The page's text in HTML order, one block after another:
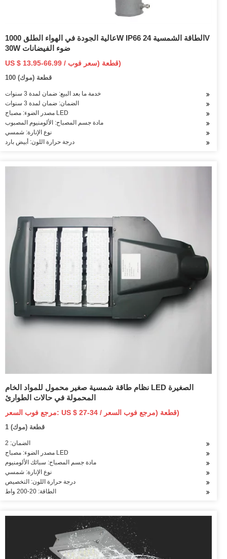
عالية الجودة في الهواء الطلق 1000W IP66 الطاقة الشمسية 24V
30W ضوء الفيضانات
US $ 13.95-66.99 / قطعة (سعر فوب)
100 قطعة (موك)
خدمة ما بعد البيع: ضمان لمدة 3 سنوات
الضمان: ضمان لمدة 3 سنوات
مصدر الضوء: مصباح LED
مادة جسم المصباح: الألومنيوم المصبوب
نوع الإنارة: شمسي
درجة حرارة اللون: أبيض بارد
نظام طاقة شمسية صغير محمول للمواد الخام LED الصغيرة
المحمولة في حالات الطوارئ
مرجع فوب السعر: US $ 27-34 / قطعة (مرجع فوب السعر)
1 قطعة (موك)
الضمان: 2
مصدر الضوء: مصباح LED
مادة جسم المصباح: سبائك الألومنيوم
نوع الإنارة: شمسي
درجة حرارة اللون: التخصيص
الطاقة: 20-200 واط